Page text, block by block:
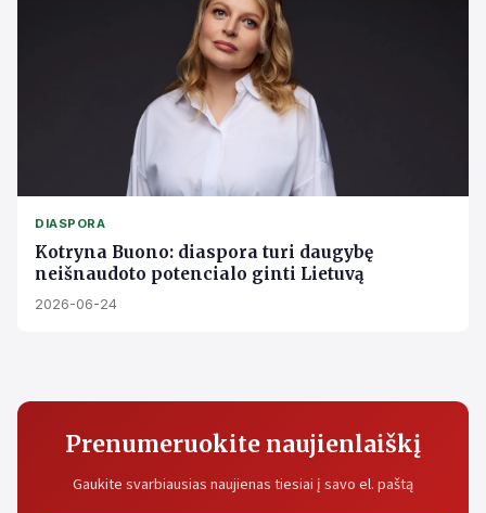
DIASPORA
Kotryna Buono: diaspora turi daugybę
neišnaudoto potencialo ginti Lietuvą
2026-06-24
Prenumeruokite naujienlaiškį
Gaukite svarbiausias naujienas tiesiai į savo el. paštą